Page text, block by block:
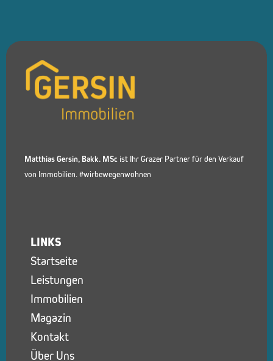
Matthias Gersin, Bakk. MSc ist Ihr Grazer Partner für den Verkauf
von Immobilien. #wirbewegenwohnen
LINKS
Startseite
Leistungen
Immobilien
Magazin
Kontakt
Über Uns